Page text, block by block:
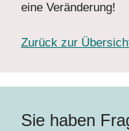
eine Veränderung!
Zurück zur
Sie haben